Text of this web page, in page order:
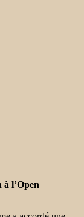
l’Open